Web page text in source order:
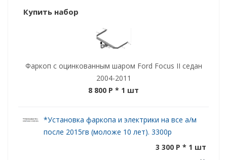
Купить набор
Фаркоп с оцинкованным шаром Ford Focus II седан
2004-2011
8 800 P * 1 шт
*Установка фаркопа и электрики на все а/м
после 2015гв (моложе 10 лет). 3300р
3 300 P * 1 шт